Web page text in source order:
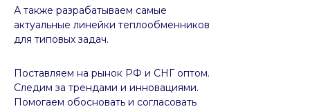
А также разрабатываем самые
актуальные линейки теплообменников
для типовых задач.
Поставляем на рынок РФ и СНГ оптом.
Следим за трендами и инновациями.
Помогаем обосновать и согласовать